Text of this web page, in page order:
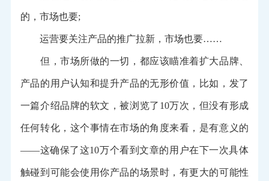
的，市场也要;
运营要关注产品的推广拉新，市场也要……
但，市场所做的一切，都应该瞄准着扩大品牌、
产品的用户认知和提升产品的无形价值，比如，发了
一篇介绍品牌的软文，被浏览了10万次，但没有形成
任何转化，这个事情在市场的角度来看，是有意义的
——这确保了这10万个看到文章的用户在下一次具体
触碰到可能会使用你产品的场景时，有更大的可能性